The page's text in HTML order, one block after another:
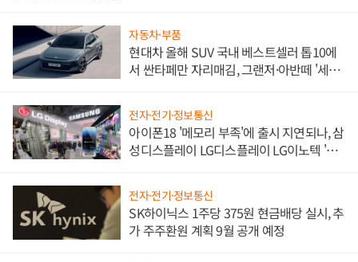
자동차·부품
현대차 올해 SUV 국내 베스트셀러 톱10에
서 싼타페만 자리매김, 그랜저·아반떼 '세단
전자·전기·정보통신
아이폰18 '메모리 부족'에 출시 지연되나, 삼
성디스플레이 LG디스플레이 LG이노텍 '탈
전자·전기·정보통신
SK하이닉스 1주당 375원 현금배당 실시, 추
가 주주환원 계획 9월 공개 예정